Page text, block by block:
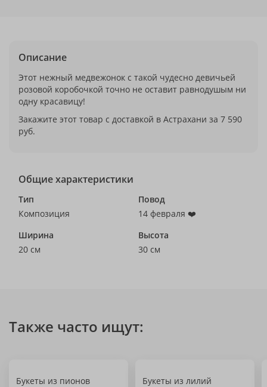
Описание
Этот нежный медвежонок с такой чудесно девичьей
розовой коробочкой точно не оставит равнодушым ни
одну красавицу!
Закажите этот товар с доставкой в Астрахани за 7 590
руб.
Общие характеристики
Тип
Композиция
Повод
14 февраля ❤️
Ширина
20 см
Высота
30 см
Также часто ищут:
Букеты из пионов Букеты из лилий